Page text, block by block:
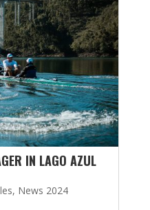
IN LAGO AZUL
, News 2024